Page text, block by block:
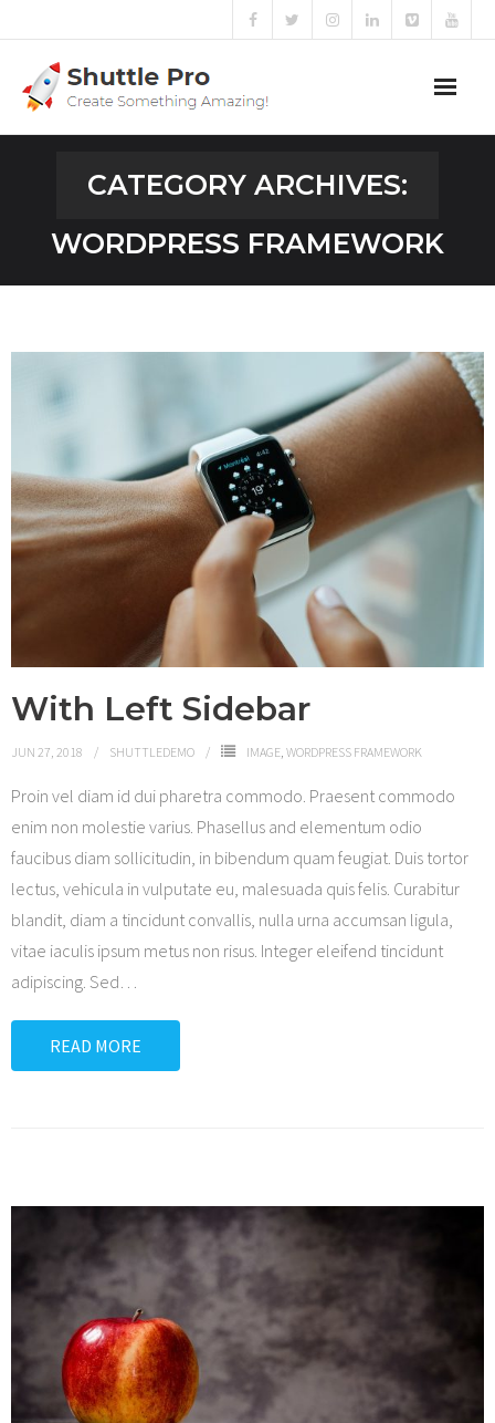
Templates
Shop
CATEGORY ARCHIVES:
WORDPRESS FRAMEWORK
With Left Sidebar
JUN 27, 2018 SHUTTLEDEMO IMAGE, WORDPRESS FRAMEWORK
Proin vel diam id dui pharetra commodo. Praesent commodo
enim non molestie varius. Phasellus and elementum odio
faucibus diam sollicitudin, in bibendum quam feugiat. Duis tortor
lectus, vehicula in vulputate eu, malesuada quis felis. Curabitur
blandit, diam a tincidunt convallis, nulla urna accumsan ligula,
vitae iaculis ipsum metus non risus. Integer eleifend tincidunt
adipiscing. Sed…
READ MORE